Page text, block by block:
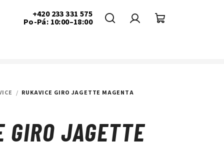
+420 233 331 575
Po-Pá: 10:00–18:00
/ RUKAVICE GIRO JAGETTE MAGENTA
GIRO JAGETTE